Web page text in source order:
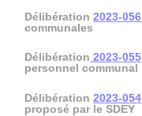
Délibération2023-056
communales
Délibération 2023-055
personnel communal
Délibération2023-054
proposé par le SDEY